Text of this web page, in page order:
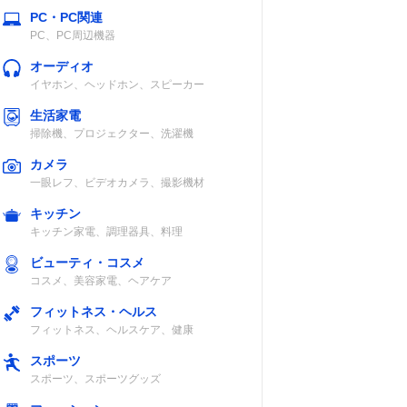
PC・PC関連
PC、PC周辺機器
オーディオ
イヤホン、ヘッドホン、スピーカー
生活家電
掃除機、プロジェクター、洗濯機
カメラ
一眼レフ、ビデオカメラ、撮影機材
キッチン
キッチン家電、調理器具、料理
ビューティ・コスメ
コスメ、美容家電、ヘアケア
フィットネス・ヘルス
フィットネス、ヘルスケア、健康
スポーツ
スポーツ、スポーツグッズ